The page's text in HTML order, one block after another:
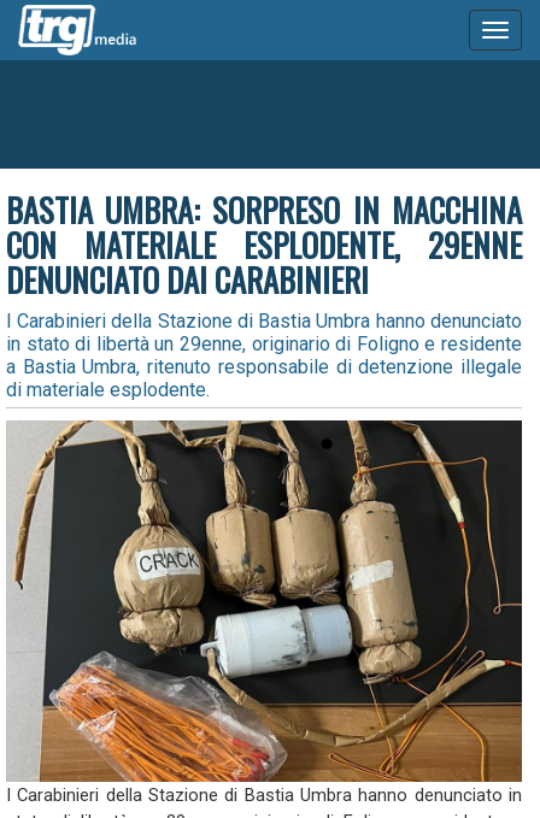
BASTIA UMBRA: SORPRESO IN MACCHINA
CON MATERIALE ESPLODENTE, 29ENNE
DENUNCIATO DAI CARABINIERI
I Carabinieri della Stazione di Bastia Umbra hanno denunciato
in stato di libertà un 29enne, originario di Foligno e residente
a Bastia Umbra, ritenuto responsabile di detenzione illegale
di materiale esplodente.
I Carabinieri della Stazione di Bastia Umbra hanno denunciato in